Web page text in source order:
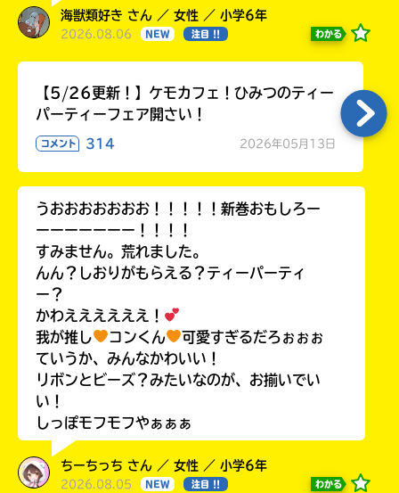
キーワードから探す
オフィシャルアカウント
SNSでシェアする
海獣類好き さん ／ 女性 ／ 小学6年
2026.08.06 NEW 注目 !! わかる
【5/26更新！】ケモカフェ！ひみつのティー
パーティーフェア開さい！
コメント 314 2026年05月13日
うおおおおおおお！！！！！新巻おもしろー
ーーーーーーー！！！！
すみません。荒れました。
んん？しおりがもらえる？ティーパーティ
ー？
かわええええええ！
我が推し
コンくん
可愛すぎるだろぉぉぉ
ていうか、みんなかわいい！
リボンとビーズ？みたいなのが、お揃いでい
い！
しっぽモフモフやぁぁぁ
ちーちっち さん ／ 女性 ／ 小学6年
2026.08.05 NEW 注目 !! わかる